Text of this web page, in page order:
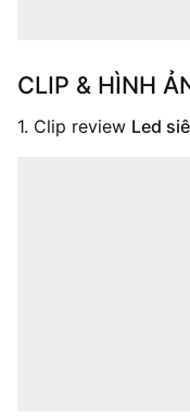
CLIP & HÌNH
1. Clip review Led